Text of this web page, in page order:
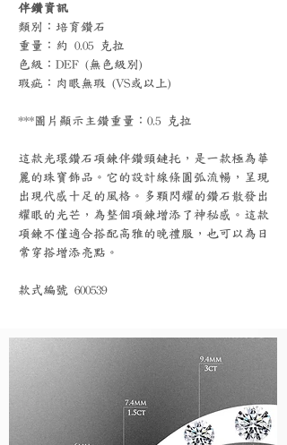
伴鑽資訊
類別：培育鑽石
重量：約 0.05 克拉
色級：DEF (無色級別)
瑕疵：肉眼無瑕 (VS或以上)
***圖片顯示主鑽重量：0.5 克拉
這款光環鑽石項鍊伴鑽頸鏈托，是一款極為華
麗的珠寶飾品。它的設計線條圓弧流暢，呈現
出現代感十足的風格。多顆閃耀的鑽石散發出
耀眼的光芒，為整個項鍊增添了神秘感。這款
項鍊不僅適合搭配高雅的晚禮服，也可以為日
常穿搭增添亮點。
款式編號 600539